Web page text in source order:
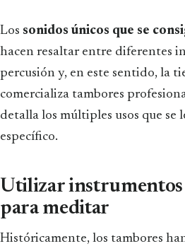
Los sonidos únicos que se
hacen resaltar entre diferentes
percusión y, en este sentido, la
comercializa tambores
detalla los múltiples usos que se
específico.
Utilizar
para meditar
Históricamente, los tambores